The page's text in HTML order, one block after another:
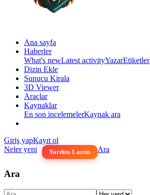
Ana sayfa
Haberler
What's newLatest activityYazarEtiketler
Dizin Ekle
Sunucu Kirala
3D Viewer
Araçlar
Kaynaklar
En son incelemelerKaynak ara
Giriş yapKayıt ol
Neler yeni
Yardım Lazım Ara
Ara